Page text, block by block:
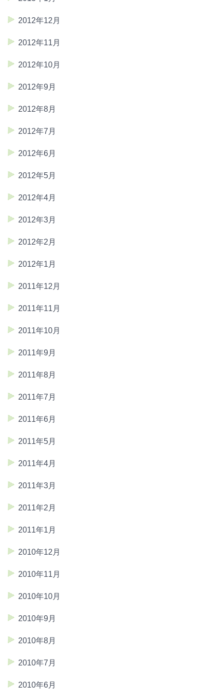
2012年12月
2012年11月
2012年10月
2012年9月
2012年8月
2012年7月
2012年6月
2012年5月
2012年4月
2012年3月
2012年2月
2012年1月
2011年12月
2011年11月
2011年10月
2011年9月
2011年8月
2011年7月
2011年6月
2011年5月
2011年4月
2011年3月
2011年2月
2011年1月
2010年12月
2010年11月
2010年10月
2010年9月
2010年8月
2010年7月
2010年6月